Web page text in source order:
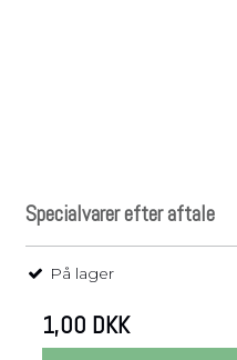
Specialvarer efter aftale
På lager
1,00 DKK